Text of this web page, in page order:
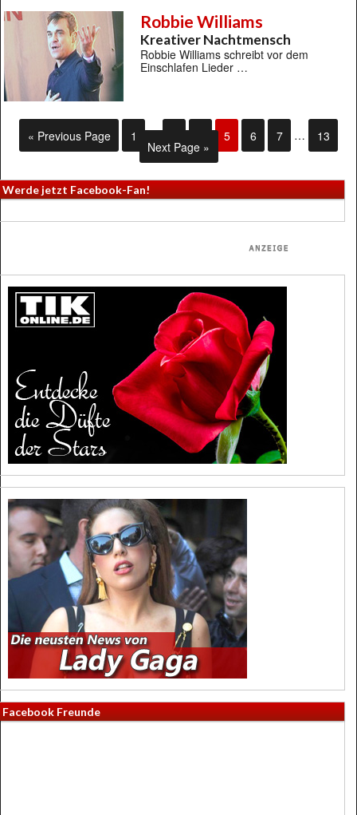
Robbie Williams
Kreativer Nachtmensch
Robbie Williams schreibt vor dem
Einschlafen Lieder …
« Previous Page 1 … 5 6 7 … 13
Next Page »
Werde jetzt Facebook-Fan!
Facebook Freunde